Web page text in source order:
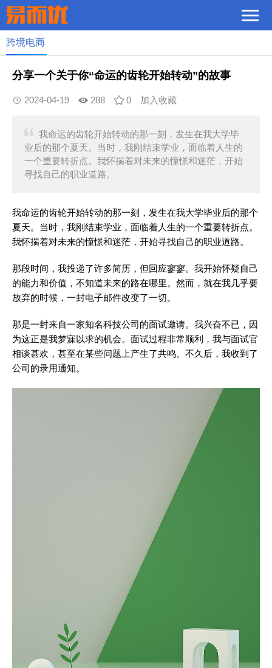
跨境电商
分享一个关于你“命运的齿轮开始转动”的故事
2024-04-19 288 0 加入收藏
我命运的齿轮开始转动的那一刻，发生在我大学毕
业后的那个夏天。当时，我刚结束学业，面临着人生的
一个重要转折点。我怀揣着对未来的憧憬和迷茫，开始
寻找自己的职业道路。
我命运的齿轮开始转动的那一刻，发生在我大学毕业后的那个
夏天。当时，我刚结束学业，面临着人生的一个重要转折点。
我怀揣着对未来的憧憬和迷茫，开始寻找自己的职业道路。
那段时间，我投递了许多简历，但回应寥寥。我开始怀疑自己
的能力和价值，不知道未来的路在哪里。然而，就在我几乎要
放弃的时候，一封电子邮件改变了一切。
那是一封来自一家知名科技公司的面试邀请。我兴奋不已，因
为这正是我梦寐以求的机会。面试过程非常顺利，我与面试官
相谈甚欢，甚至在某些问题上产生了共鸣。不久后，我收到了
公司的录用通知。